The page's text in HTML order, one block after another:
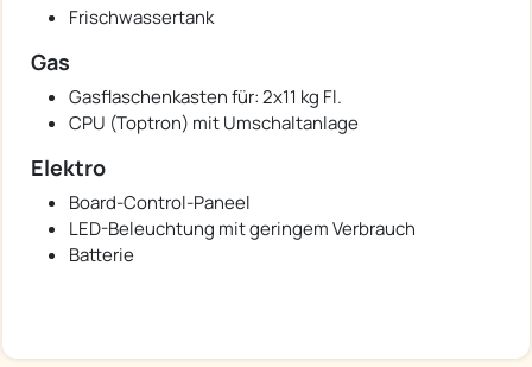
Frischwassertank
Gas
Gasflaschenkasten für: 2x11 kg Fl.
CPU (Toptron) mit Umschaltanlage
Elektro
Board-Control-Paneel
LED-Beleuchtung mit geringem Verbrauch
Batterie